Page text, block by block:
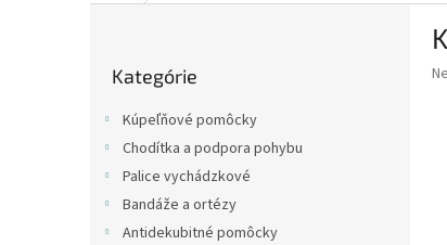
kategórie
Kategórie
Kúpeľňové pomôcky
Chodítka a podpora pohybu
Palice vychádzkové
Bandáže a ortézy
Antidekubitné pomôcky